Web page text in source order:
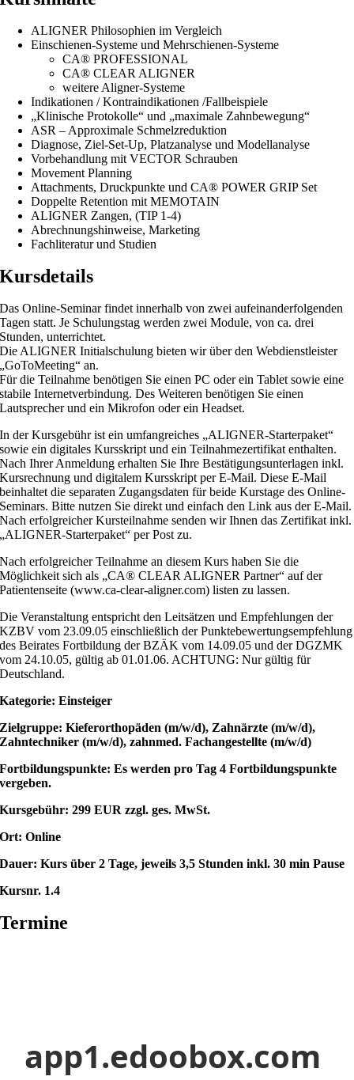
ALIGNER Philosophien im Vergleich
Einschienen-Systeme und Mehrschienen-Systeme
CA® PROFESSIONAL
CA® CLEAR ALIGNER
weitere Aligner-Systeme
Indikationen / Kontraindikationen /Fallbeispiele
„Klinische Protokolle“ und „maximale Zahnbewegung“
ASR – Approximale Schmelzreduktion
Diagnose, Ziel-Set-Up, Platzanalyse und Modellanalyse
Vorbehandlung mit VECTOR Schrauben
Movement Planning
Attachments, Druckpunkte und CA® POWER GRIP Set
Doppelte Retention mit MEMOTAIN
ALIGNER Zangen, (TIP 1-4)
Abrechnungshinweise, Marketing
Fachliteratur und Studien
Kursdetails
Das Online-Seminar findet innerhalb von zwei aufeinanderfolgenden
Tagen statt. Je Schulungstag werden zwei Module, von ca. drei
Stunden, unterrichtet.
Die ALIGNER Initialschulung bieten wir über den Webdienstleister
„GoToMeeting“ an.
Für die Teilnahme benötigen Sie einen PC oder ein Tablet sowie eine
stabile Internetverbindung. Des Weiteren benötigen Sie einen
Lautsprecher und ein Mikrofon oder ein Headset.
In der Kursgebühr ist ein umfangreiches „ALIGNER-Starterpaket“
sowie ein digitales Kursskript und ein Teilnahmezertifikat enthalten.
Nach Ihrer Anmeldung erhalten Sie Ihre Bestätigungsunterlagen inkl.
Kursrechnung und digitalem Kursskript per E-Mail. Diese E-Mail
beinhaltet die separaten Zugangsdaten für beide Kurstage des Online-
Seminars. Bitte nutzen Sie direkt und einfach den Link aus der E-Mail.
Nach erfolgreicher Kursteilnahme senden wir Ihnen das Zertifikat inkl.
„ALIGNER-Starterpaket“ per Post zu.
Nach erfolgreicher Teilnahme an diesem Kurs haben Sie die
Möglichkeit sich als „CA® CLEAR ALIGNER Partner“ auf der
Patientenseite (www.ca-clear-aligner.com) listen zu lassen.
Die Veranstaltung entspricht den Leitsätzen und Empfehlungen der
KZBV vom 23.09.05 einschließlich der Punktebewertungsempfehlung
des Beirates Fortbildung der BZÄK vom 14.09.05 und der DGZMK
vom 24.10.05, gültig ab 01.01.06. ACHTUNG: Nur gültig für
Deutschland.
Kategorie: Einsteiger
Zielgruppe: Kieferorthopäden (m/w/d), Zahnärzte (m/w/d),
Zahntechniker (m/w/d), zahnmed. Fachangestellte (m/w/d)
Fortbildungspunkte: Es werden pro Tag 4 Fortbildungspunkte
vergeben.
Kursgebühr: 299 EUR zzgl. ges. MwSt.
Ort: Online
Dauer: Kurs über 2 Tage, jeweils 3,5 Stunden inkl. 30 min Pause
Kursnr. 1.4
Termine